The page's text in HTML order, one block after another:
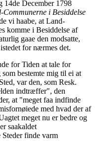
14de December 1798
i Besiddelse
vi haabe, at Land-
komme i Besiddelse af
gaae den modsatte,
for nærmes det.
for Tiden at tale for
bestemte mig til ei at
var den, som Resk.
indtræffer", den
at "meget faa indfinde
med hvad der af
meget nu er bedre og
saakaldet
Steder finde varm